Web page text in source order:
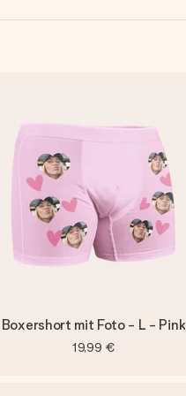
Boxershort mit Foto - L - Pink
19,99 €